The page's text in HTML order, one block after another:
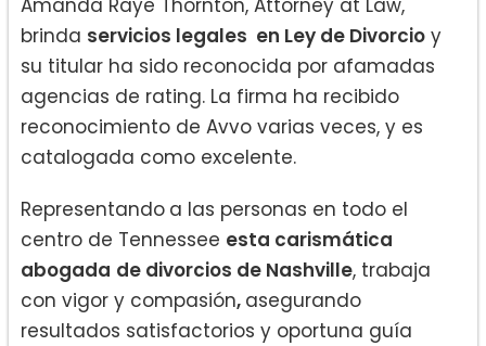
Amanda Raye Thornton, Attorney at Law,
brinda servicios legales en Ley de Divorcio y
su titular ha sido reconocida por afamadas
agencias de rating. La firma ha recibido
reconocimiento de Avvo varias veces, y es
catalogada como excelente.
Representando a las personas en todo el
centro de Tennessee esta carismática
abogada de divorcios de Nashville, trabaja
con vigor y compasión, asegurando
resultados satisfactorios y oportuna guía